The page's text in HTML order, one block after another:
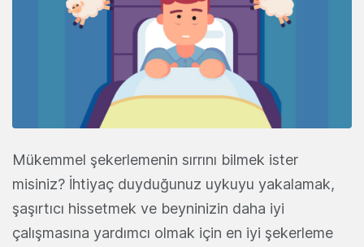
Mükemmel şekerlemenin sırrını bilmek ister
misiniz? İhtiyaç duyduğunuz uykuyu yakalamak,
şaşırtıcı hissetmek ve beyninizin daha iyi
çalışmasına yardımcı olmak için en iyi şekerleme